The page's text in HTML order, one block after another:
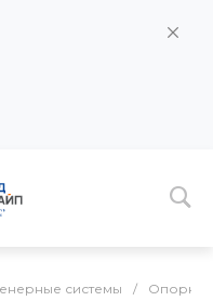
системы / Опорно-